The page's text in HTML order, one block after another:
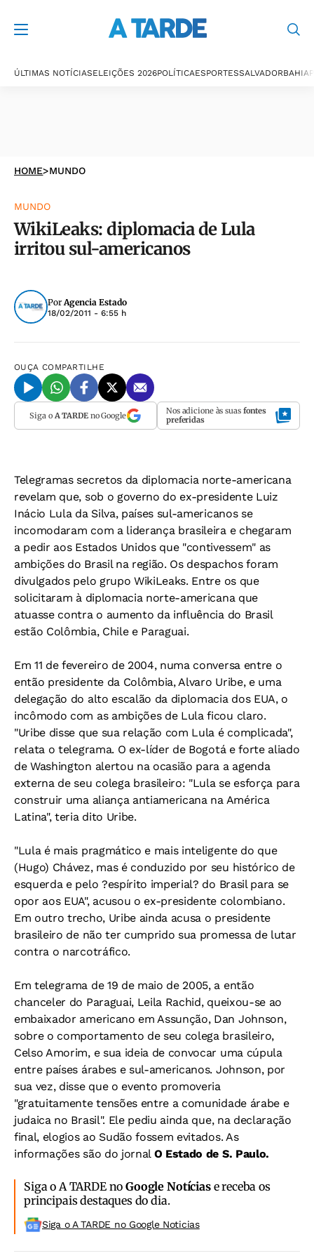
ÚLTIMAS NOTÍCIASELEIÇÕES 2026POLÍTICAESPORTESSALVADORBAHIA
HOME>MUNDO
MUNDO
WikiLeaks: diplomacia de Lula
irritou sul-americanos
PorAgencia Estado
18/02/2011 - 6:55 h
OUÇA COMPARTILHE
Siga o A TARDEno Google Nos adicione às suas fontes
preferidas
Telegramas secretos da diplomacia norte-americana
revelam que, sob o governo do ex-presidente Luiz
Inácio Lula da Silva, países sul-americanos se
incomodaram com a liderança brasileira e chegaram
a pedir aos Estados Unidos que "contivessem" as
ambições do Brasil na região. Os despachos foram
divulgados pelo grupo WikiLeaks. Entre os que
solicitaram à diplomacia norte-americana que
atuasse contra o aumento da influência do Brasil
estão Colômbia, Chile e Paraguai.
Em 11 de fevereiro de 2004, numa conversa entre o
então presidente da Colômbia, Alvaro Uribe, e uma
delegação do alto escalão da diplomacia dos EUA, o
incômodo com as ambições de Lula ficou claro.
"Uribe disse que sua relação com Lula é complicada",
relata o telegrama. O ex-líder de Bogotá e forte aliado
de Washington alertou na ocasião para a agenda
externa de seu colega brasileiro: "Lula se esforça para
construir uma aliança antiamericana na América
Latina", teria dito Uribe.
"Lula é mais pragmático e mais inteligente do que
(Hugo) Chávez, mas é conduzido por seu histórico de
esquerda e pelo ?espírito imperial? do Brasil para se
opor aos EUA", acusou o ex-presidente colombiano.
Em outro trecho, Uribe ainda acusa o presidente
brasileiro de não ter cumprido sua promessa de lutar
contra o narcotráfico.
Em telegrama de 19 de maio de 2005, a então
chanceler do Paraguai, Leila Rachid, queixou-se ao
embaixador americano em Assunção, Dan Johnson,
sobre o comportamento de seu colega brasileiro,
Celso Amorim, e sua ideia de convocar uma cúpula
entre países árabes e sul-americanos. Johnson, por
sua vez, disse que o evento promoveria
"gratuitamente tensões entre a comunidade árabe e
judaica no Brasil". Ele pediu ainda que, na declaração
final, elogios ao Sudão fossem evitados. As
informações são do jornal O Estado de S. Paulo.
Siga o A TARDE noGoogle Notíciase receba os
principais destaques do dia.
Siga o A TARDE no Google Noticias